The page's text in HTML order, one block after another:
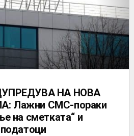
НА НОВА
Лажни СМС-пораки
на сметката“ и